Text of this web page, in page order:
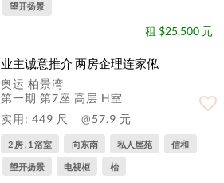
望开扬景
租 $25,500 元
业主诚意推介 两房企理连家俬
奥运 柏景湾
第一期 第7座 高层 H室
实用: 449 尺
@57.9 元
2 房 , 1 浴室 向东南 私人屋苑 信和
望开扬景 电视柜 枱